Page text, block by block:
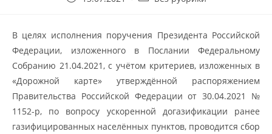
В целях исполнения поручения Президента Российской
Федерации, изложенного в Послании Федеральному
Собранию 21.04.2021, с учётом критериев, изложенных в
«Дорожной карте» утверждённой распоряжением
Правительства Российской Федерации от 30.04.2021 №
1152-р, по вопросу ускоренной догазификации ранее
газифицированных населённых пунктов, проводится сбор